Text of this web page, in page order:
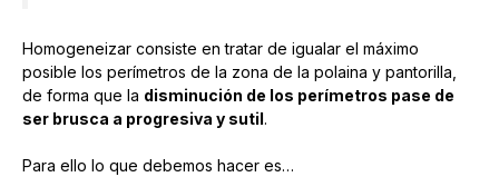
Homogeneizar consiste en tratar de igualar el máximo
posible los perímetros de la zona de la polaina y pantorilla,
de forma que la disminución de los perímetros pase de
ser brusca a progresiva y sutil.
Para ello lo que debemos hacer es…